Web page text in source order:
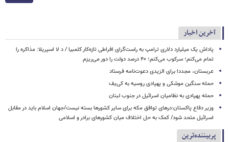
آخرین اخبار
پاداش یک میلیارد دلاری ترامپ به راست‌گرای افراطی تازه‌کار کلمبیا / د لا اسپریلا: مذاکره را
تمام می‌کنم؛ سرکوب می‌کنم؛ ۴۰ درصد دولت را دور می‌ریزم
عربستان، مجددا برای الزیدی دعوت‌نامه فرستاد
حمله سنگین موشکی و پهپادی روسیه به کی‌یف
حمله پهپادی به نظامیان اسرائیل در جنوب لبنان
وزیر دفاع پاکستان:درهای توافق مکه برای سایر کشورها بسته نیست/جهان اسلام باید در مقابل
اسرائیل متحد شود/ کمک به حل اختلاف میان کشورهای برادر و اسلامی
پربیننده‌ترین